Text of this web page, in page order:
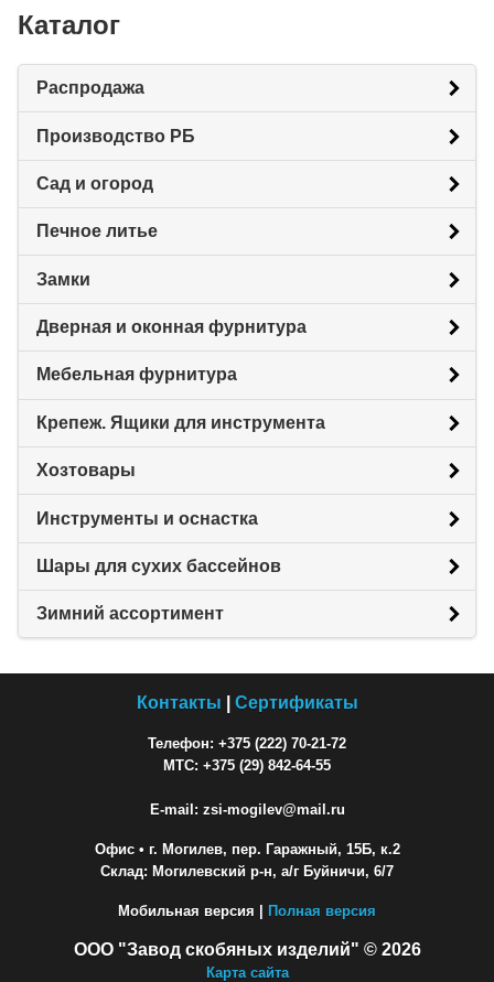
Каталог
Распродажа
Производство РБ
Сад и огород
Печное литье
Замки
Дверная и оконная фурнитура
Мебельная фурнитура
Крепеж. Ящики для инструмента
Хозтовары
Инструменты и оснастка
Шары для сухих бассейнов
Зимний ассортимент
Контакты Сертификаты
Телефон: +375 (222) 70-21-72
МТС: +375 (29) 842-64-55
E-mail: zsi-mogilev@mail.ru
Офис• г. Могилев, пер. Гаражный, 15Б, к.2
Склад: Могилевский р-н, а/г Буйничи, 6/7
Мобильная версия | Полная версия
ООО "Завод скобяных изделий" © 2026
Карта сайта